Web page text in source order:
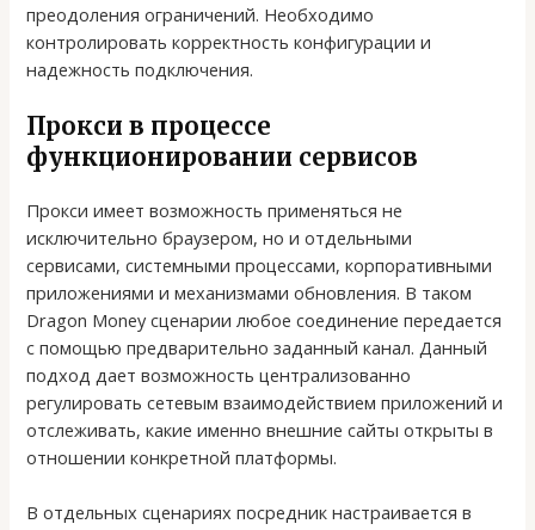
преодоления ограничений. Необходимо
контролировать корректность конфигурации и
надежность подключения.
Прокси в процессе
функционировании сервисов
Прокси имеет возможность применяться не
исключительно браузером, но и отдельными
сервисами, системными процессами, корпоративными
приложениями и механизмами обновления. В таком
Dragon Money сценарии любое соединение передается
с помощью предварительно заданный канал. Данный
подход дает возможность централизованно
регулировать сетевым взаимодействием приложений и
отслеживать, какие именно внешние сайты открыты в
отношении конкретной платформы.
В отдельных сценариях посредник настраивается в